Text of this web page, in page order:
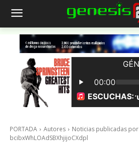
PORTADA Autores
Noticias publicadas por
bcibxWhLOAdSBXhjijoCXdpl